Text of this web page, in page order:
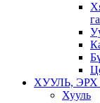
ХУУЛЬ,
Хууль